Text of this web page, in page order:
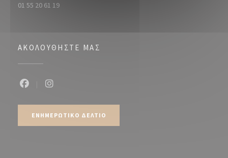
01 55 20 61 19
ΑΚΟΛΟΥΘΉΣΤΕ ΜΑΣ
ΕΝΗΜΕΡΩΤΙΚΌ ΔΕΛΤΊΟ